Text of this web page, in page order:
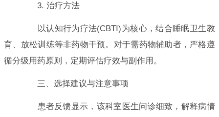
3. 治疗方法
以认知行为疗法(CBTI)为核心，结合睡眠卫生教
育、放松训练等非药物干预。对于需药物辅助者，严格遵
循分级用药原则，定期评估疗效与副作用。
三、选择建议与注意事项
患者反馈显示，该科室医生问诊细致，解释病情